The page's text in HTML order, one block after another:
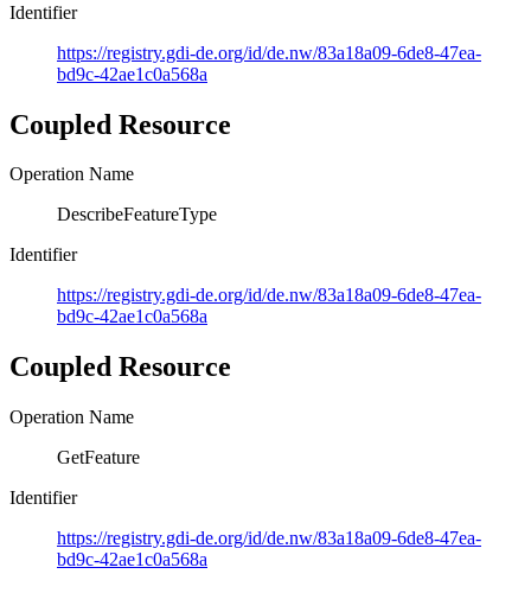
Identifier
https://registry.gdi-de.org/id/de.nw/83a18a09-6de8-47ea-
bd9c-42ae1c0a568a
Coupled Resource
Operation Name
DescribeFeatureType
Identifier
https://registry.gdi-de.org/id/de.nw/83a18a09-6de8-47ea-
bd9c-42ae1c0a568a
Coupled Resource
Operation Name
GetFeature
Identifier
https://registry.gdi-de.org/id/de.nw/83a18a09-6de8-47ea-
bd9c-42ae1c0a568a